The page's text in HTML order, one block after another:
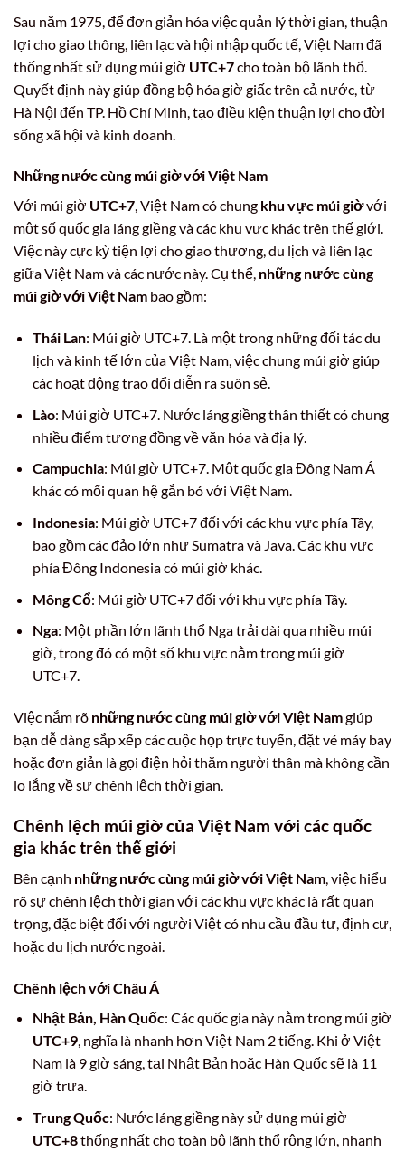
Sau năm 1975, để đơn giản hóa việc quản lý thời gian, thuận
lợi cho giao thông, liên lạc và hội nhập quốc tế, Việt Nam đã
thống nhất sử dụng múi giờ UTC+7cho toàn bộ lãnh thổ.
Quyết định này giúp đồng bộ hóa giờ giấc trên cả nước, từ
Hà Nội đến TP. Hồ Chí Minh, tạo điều kiện thuận lợi cho đời
sống xã hội và kinh doanh.
Những nước cùng múi giờ với Việt Nam
Với múi giờ UTC+7, Việt Nam có chung khu vực múi giờvới
một số quốc gia láng giềng và các khu vực khác trên thế giới.
Việc này cực kỳ tiện lợi cho giao thương, du lịch và liên lạc
giữa Việt Nam và các nước này. Cụ thể, những nước cùng
múi giờ với Việt Nam bao gồm:
Thái Lan: Múi giờ UTC+7. Là một trong những đối tác du
lịch và kinh tế lớn của Việt Nam, việc chung múi giờ giúp
các hoạt động trao đổi diễn ra suôn sẻ.
Lào: Múi giờ UTC+7. Nước láng giềng thân thiết có chung
nhiều điểm tương đồng về văn hóa và địa lý.
Campuchia: Múi giờ UTC+7. Một quốc gia Đông Nam Á
khác có mối quan hệ gắn bó với Việt Nam.
Indonesia: Múi giờ UTC+7 đối với các khu vực phía Tây,
bao gồm các đảo lớn như Sumatra và Java. Các khu vực
phía Đông Indonesia có múi giờ khác.
Mông Cổ: Múi giờ UTC+7 đối với khu vực phía Tây.
Nga: Một phần lớn lãnh thổ Nga trải dài qua nhiều múi
giờ, trong đó có một số khu vực nằm trong múi giờ
UTC+7.
Việc nắm rõ những nước cùng múi giờ với Việt Namgiúp
bạn dễ dàng sắp xếp các cuộc họp trực tuyến, đặt vé máy bay
hoặc đơn giản là gọi điện hỏi thăm người thân mà không cần
lo lắng về sự chênh lệch thời gian.
Chênh lệch múi giờ của Việt Nam với các quốc
gia khác trên thế giới
Bên cạnh những nước cùng múi giờ với Việt Nam, việc hiểu
rõ sự chênh lệch thời gian với các khu vực khác là rất quan
trọng, đặc biệt đối với người Việt có nhu cầu đầu tư, định cư,
hoặc du lịch nước ngoài.
Chênh lệch với Châu Á
Nhật Bản, Hàn Quốc: Các quốc gia này nằm trong múi giờ
UTC+9, nghĩa là nhanh hơn Việt Nam 2 tiếng. Khi ở Việt
Nam là 9 giờ sáng, tại Nhật Bản hoặc Hàn Quốc sẽ là 11
giờ trưa.
Trung Quốc: Nước láng giềng này sử dụng múi giờ
UTC+8thống nhất cho toàn bộ lãnh thổ rộng lớn, nhanh